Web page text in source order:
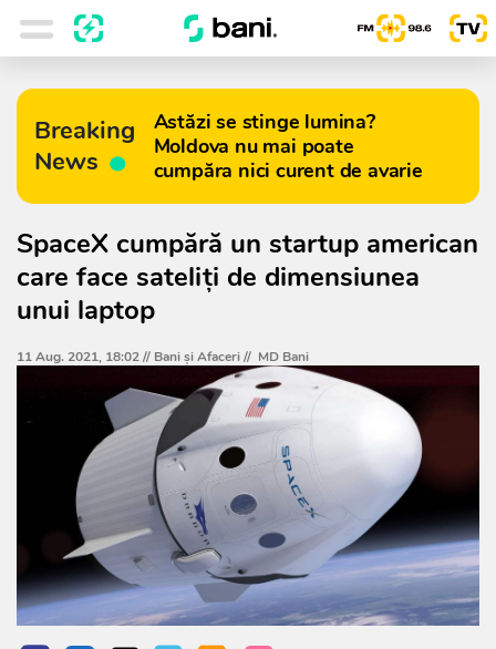
Breaking
News
Astăzi se stinge lumina?
Moldova nu mai poate
cumpăra nici curent de avarie
SpaceX cumpără un startup american
care face sateliți de dimensiunea
unui laptop
11 Aug. 2021, 18:02 // Bani și Afaceri// MD Bani